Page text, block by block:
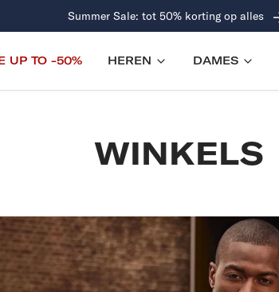
Summer Sale: tot 50% korting op alles
UP TO -50% HEREN DAMES
WINKELS